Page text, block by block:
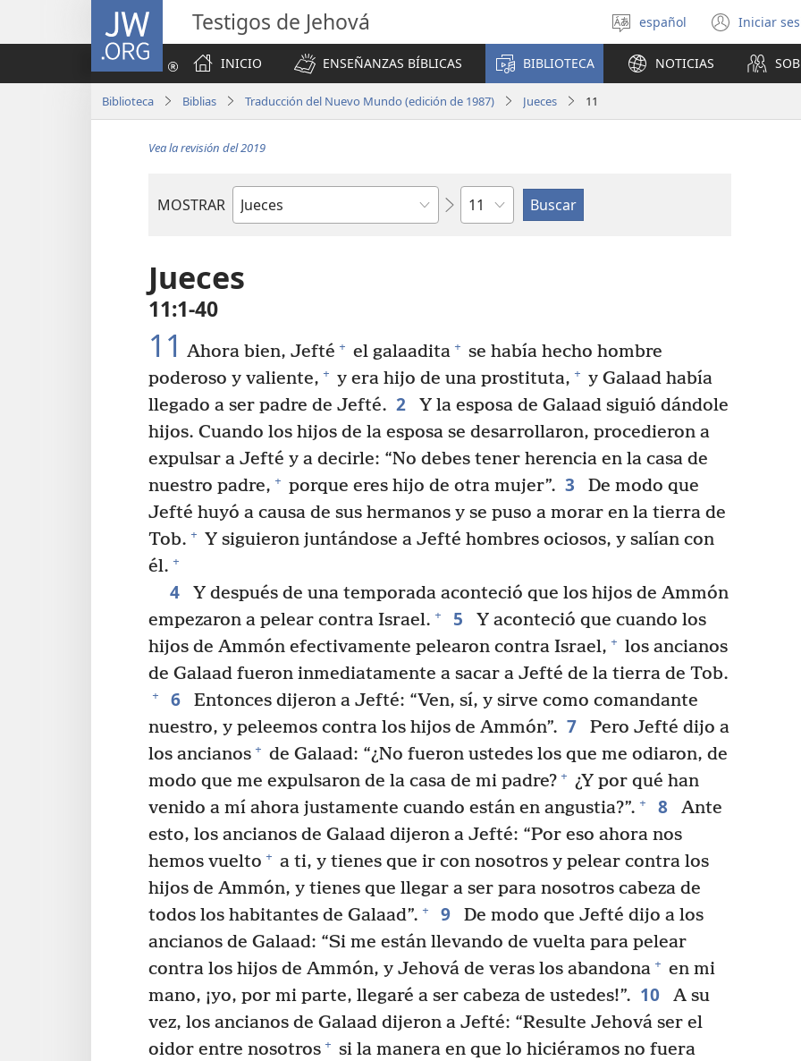
JW.ORG Testigos de Jehová
Seleccionar
idioma
español Iniciar(abre
una
nueva
INICIO
ENSEÑANZAS BÍBLICAS BIBLIOTECA NOTICIAS
Biblioteca Biblias Traducción del Nuevo Mundo (edición de 1987) Jueces 11
Vea la revisión del 2019
MOSTRAR
Libro
Biblia
Capítulo
Jueces
11:1-40
11 Ahora bien, Jefté + el galaadita + se había hecho hombre
poderoso y valiente, + y era hijo de una prostituta, + y Galaad había
llegado a ser padre de Jefté. 2
Y la esposa de Galaad siguió dándole
hijos. Cuando los hijos de la esposa se desarrollaron, procedieron a
expulsar a Jefté y a decirle: “No debes tener herencia en la casa de
nuestro padre, + porque eres hijo de otra mujer”. 3
De modo que
Jefté huyó a causa de sus hermanos y se puso a morar en la tierra de
Tob. + Y siguieron juntándose a Jefté hombres ociosos, y salían con
él. +
4
Y después de una temporada aconteció que los hijos de Ammón
empezaron a pelear contra Israel. + 5
Y aconteció que cuando los
hijos de Ammón efectivamente pelearon contra Israel, + los ancianos
de Galaad fueron inmediatamente a sacar a Jefté de la tierra de Tob.
+ 6
Entonces dijeron a Jefté: “Ven, sí, y sirve como comandante
nuestro, y peleemos contra los hijos de Ammón”. 7
Pero Jefté dijo a
los ancianos + de Galaad: “¿No fueron ustedes los que me odiaron, de
modo que me expulsaron de la casa de mi padre? + ¿Y por qué han
venido a mí ahora justamente cuando están en angustia?”. + 8
Ante
esto, los ancianos de Galaad dijeron a Jefté: “Por eso ahora nos
hemos vuelto + a ti, y tienes que ir con nosotros y pelear contra los
hijos de Ammón, y tienes que llegar a ser para nosotros cabeza de
todos los habitantes de Galaad”. + 9
De modo que Jefté dijo a los
ancianos de Galaad: “Si me están llevando de vuelta para pelear
contra los hijos de Ammón, y Jehová de veras los abandona + en mi
mano, ¡yo, por mi parte, llegaré a ser cabeza de ustedes!”. 10
A su
vez, los ancianos de Galaad dijeron a Jefté: “Resulte Jehová ser el
oidor entre nosotros + si la manera en que lo hiciéramos no fuera